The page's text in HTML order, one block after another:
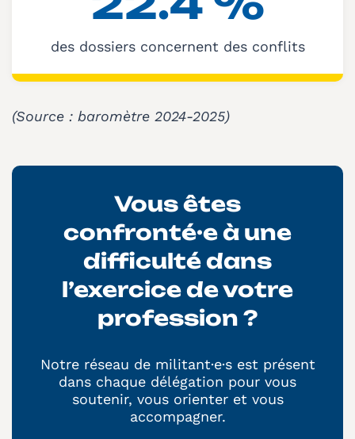
des dossiers concernent des conflits
(Source : baromètre 2024-2025)
Vous êtes
confronté·e à une
difficulté dans
l’exercice de votre
profession ?
Notre réseau de militant·e·s est présent
dans chaque délégation pour vous
soutenir, vous orienter et vous
accompagner.